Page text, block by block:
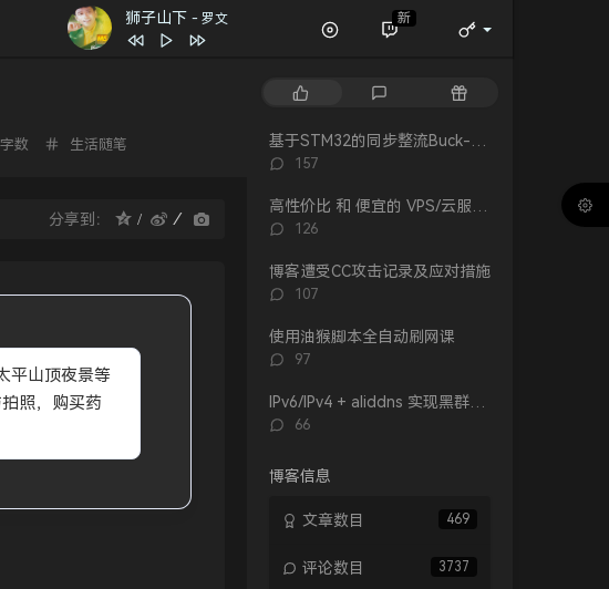
狮子山下 - 罗文
3 万水千山纵横 关正杰
罗文
古巨基
9
我们万岁
洪卓立
新
数
分
生活随笔
分享到：
照，购买药
文
章
评
随
评
数：
157
评
数：
126
博客遭受CC攻击记录及应对措施
评
数：
107
使用油猴脚本全自动刷网课
评
数：
97
评
66
博客信息
469
文章数目
3737
评论数目